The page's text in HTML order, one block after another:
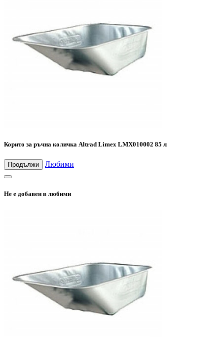
Корито за ръчна количка Altrad Limex LMX010002 85 л
Продължи Любими
Не е добавен в любими